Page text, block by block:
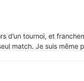
d’un tournoi, et
match. Je suis même